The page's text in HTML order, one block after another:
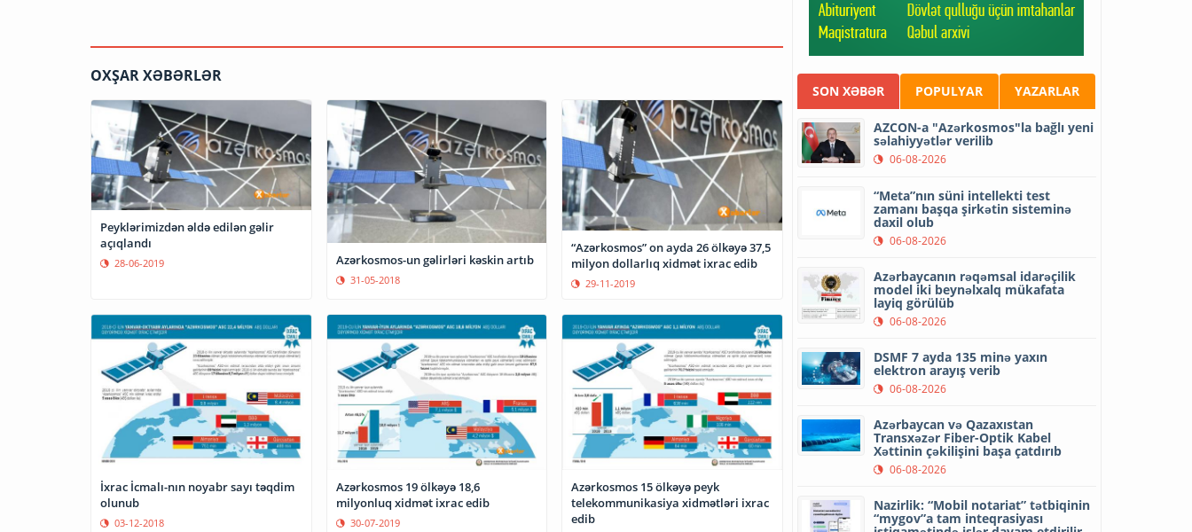
OXŞAR XƏBƏRLƏR
Peyklərimizdən əldə edilən gəlir
açıqlandı
28-06-2019 Azərkosmos-un gəlirləri kəskin artıb
31-05-2018
“Azərkosmos” on ayda 26 ölkəyə 37,5
milyon dollarlıq xidmət ixrac edib
29-11-2019
İxrac İcmalı-nın noyabr sayı təqdim
olunub
03-12-2018
Azərkosmos 19 ölkəyə 18,6
milyonluq xidmət ixrac edib
30-07-2019
Azərkosmos 15 ölkəyə peyk
telekommunikasiya xidmətləri ixrac
edib
SON XƏBƏR POPULYAR YAZARLAR
AZCON-a "Azərkosmos"la bağlı yeni
səlahiyyətlər verilib
06-08-2026
“Meta”nın süni intellekti test
zamanı başqa şirkətin sisteminə
daxil olub
06-08-2026
Azərbaycanın rəqəmsal idarəçilik
model iki beynəlxalq mükafata
layiq görülüb
06-08-2026
DSMF 7 ayda 135 minə yaxın
elektron arayış verib
06-08-2026
Azərbaycan və Qazaxıstan
Transxəzər Fiber-Optik Kabel
Xəttinin çəkilişini başa çatdırıb
06-08-2026
Nazirlik: “Mobil notariat” tətbiqinin
“mygov”a tam inteqrasiyası